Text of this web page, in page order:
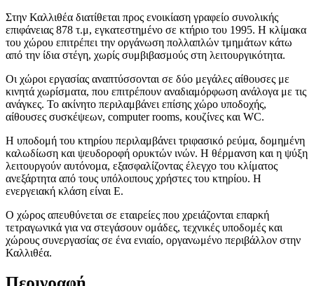
Στην Καλλιθέα διατίθεται προς ενοικίαση γραφείο συνολικής
επιφάνειας 878 τ.μ, εγκατεστημένο σε κτήριο του 1995. Η κλίμακα
του χώρου επιτρέπει την οργάνωση πολλαπλών τμημάτων κάτω
από την ίδια στέγη, χωρίς συμβιβασμούς στη λειτουργικότητα.
Οι χώροι εργασίας αναπτύσσονται σε δύο μεγάλες αίθουσες με
κινητά χωρίσματα, που επιτρέπουν αναδιαμόρφωση ανάλογα με τις
ανάγκες. Το ακίνητο περιλαμβάνει επίσης χώρο υποδοχής,
αίθουσες συσκέψεων, computer rooms, κουζίνες και WC.
Η υποδομή του κτηρίου περιλαμβάνει τριφασικό ρεύμα, δομημένη
καλωδίωση και ψευδοροφή ορυκτών ινών. Η θέρμανση και η ψύξη
λειτουργούν αυτόνομα, εξασφαλίζοντας έλεγχο του κλίματος
ανεξάρτητα από τους υπόλοιπους χρήστες του κτηρίου. Η
ενεργειακή κλάση είναι Ε.
Ο χώρος απευθύνεται σε εταιρείες που χρειάζονται επαρκή
τετραγωνικά για να στεγάσουν ομάδες, τεχνικές υποδομές και
χώρους συνεργασίας σε ένα ενιαίο, οργανωμένο περιβάλλον στην
Καλλιθέα.
Περιγραφή